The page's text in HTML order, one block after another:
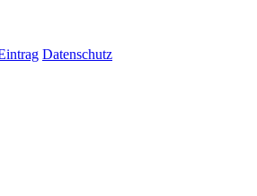
Datenschutz